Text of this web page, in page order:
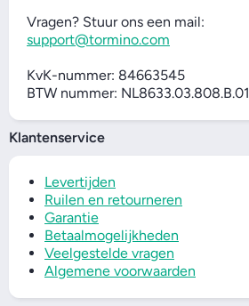
Vragen? Stuur ons een mail:
support@tormino.com
KvK-nummer: 84663545
BTW nummer: NL8633.03.808.B.01
Klantenservice
Levertijden
Ruilen en retourneren
Garantie
Betaalmogelijkheden
Veelgestelde vragen
Algemene voorwaarden